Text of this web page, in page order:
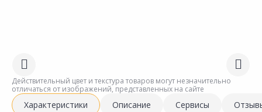
Действительный цвет и текстура товаров могут незначительно
отличаться от изображений, представленных на сайте
Характеристики Описание Сервисы